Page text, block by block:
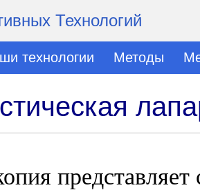
Технологий
технологии Методы